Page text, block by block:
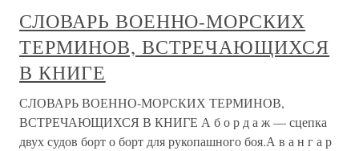
СЛОВАРЬ ВОЕННО-МОРСКИХ
ТЕРМИНОВ, ВСТРЕЧАЮЩИХСЯ
В КНИГЕ
СЛОВАРЬ ВОЕННО-МОРСКИХ ТЕРМИНОВ,
ВСТРЕЧАЮЩИХСЯ В КНИГЕ А б о р д а ж — сцепка
двух судов борт о борт для рукопашного боя.А в а н г а р